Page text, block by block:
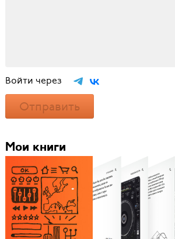
Войти через
Отправить
Мои книги